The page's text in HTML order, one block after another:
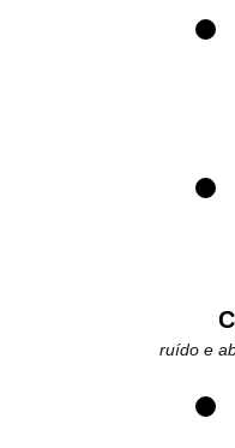
ruído e